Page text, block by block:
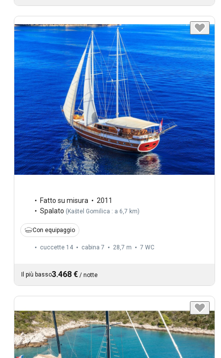
Fatto su misura
2011
Spalato (Kaštel Gomilica : a 6,7 km)
Con equipaggio
cuccette 14 cabina 7 28,7 m 7 WC
Il più basso3.468 € / notte